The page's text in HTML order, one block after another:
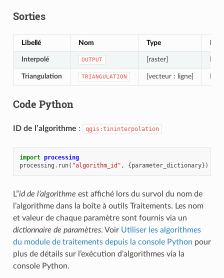
Sorties
Libellé Nom Type
Interpolé OUTPUT [raster]
Triangulation TRIANGULATION [vecteur : ligne] Le
Code Python
ID de l’algorithme : qgis:tininterpolation
import processing
processing . run( "algorithm_id" , {parameter_dictionary})
L”id de l’algorithme est affiché lors du survol du nom de
l’algorithme dans la boîte à outils Traitements. Les nom
et valeur de chaque paramètre sont fournis via un
dictionnaire de paramètres. Voir Utiliser les algorithmes
du module de traitements depuis la console Python pour
plus de détails sur l’exécution d’algorithmes via la
console Python.